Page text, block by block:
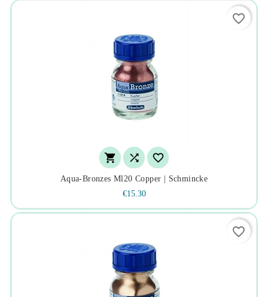
  
Aqua-Bronzes Ml20 Copper | Schmincke
€15.30
favorite_border
favorite_border